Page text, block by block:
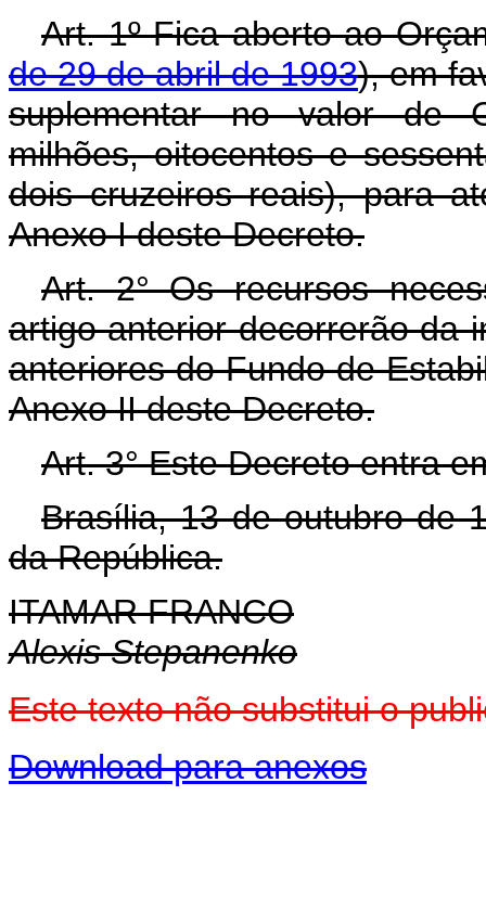
Art. 1º Fica aberto ao
de 29 de abril de 1993), em
suplementar no valor de
milhões, oitocentos e
dois cruzeiros reais), para
Anexo I deste Decreto.
Art. 2° Os recursos
artigo anterior decorrerão da
anteriores do Fundo de
Anexo II deste Decreto.
Art. 3° Este Decreto entra
Brasília, 13 de outubro de
da República.
ITAMAR FRANCO
Alexis Stepanenko
Este texto não substitui o
Download para anexos